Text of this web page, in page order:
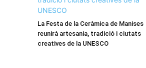
La Festa de la Ceràmica de Manises
reunirà artesania, tradició i ciutats
creatives de la UNESCO